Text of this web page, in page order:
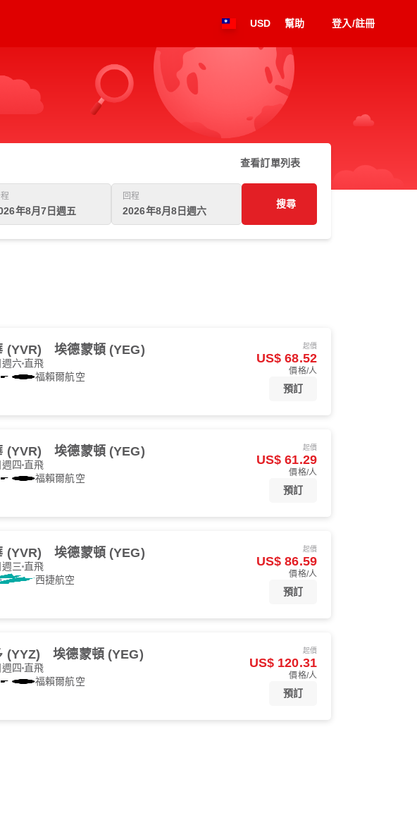
USD 幫助 登入/註冊
查看訂單列表
年8月7日週五
回程
2026年8月8日週六
搜尋
(YVR) 埃德蒙頓 (YEG)
六直飛
福賴爾航空
起價
US$ 68.52
價格/人
預訂
(YVR) 埃德蒙頓 (YEG)
四 直飛
福賴爾航空
起價
US$ 61.29
價格/人
預訂
(YVR) 埃德蒙頓 (YEG)
三 直飛
西捷航空
起價
US$ 86.59
價格/人
預訂
(YYZ) 埃德蒙頓 (YEG)
四 直飛
福賴爾航空
起價
US$ 120.31
價格/人
預訂